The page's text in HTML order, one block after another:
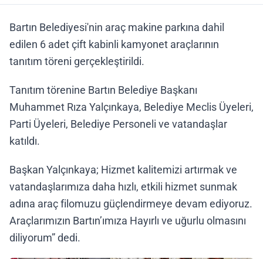
Bartın Belediyesi'nin araç makine parkına dahil
edilen 6 adet çift kabinli kamyonet araçlarının
tanıtım töreni gerçekleştirildi.
Tanıtım törenine Bartın Belediye Başkanı
Muhammet Rıza Yalçınkaya, Belediye Meclis Üyeleri,
Parti Üyeleri, Belediye Personeli ve vatandaşlar
katıldı.
Başkan Yalçınkaya; Hizmet kalitemizi artırmak ve
vatandaşlarımıza daha hızlı, etkili hizmet sunmak
adına araç filomuzu güçlendirmeye devam ediyoruz.
Araçlarımızın Bartın’ımıza Hayırlı ve uğurlu olmasını
diliyorum” dedi.